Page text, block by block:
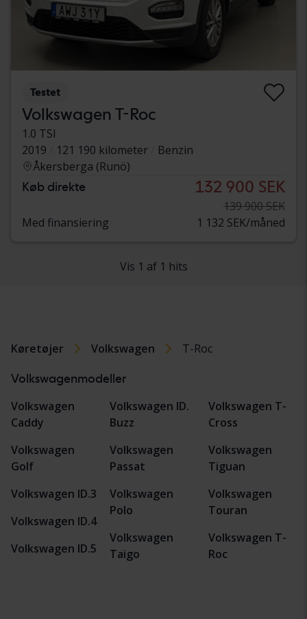
Testet
Volkswagen T-Roc
1.0 TSI
2019
121 190 kilometer
Benzin
Åkersberga (Runö)
Køb direkte 132 900 SEK
139 900 SEK
Med finansiering
1 132 SEK/måned
Vis 1 af 1 hits
Køretøjer Volkswagen T-Roc
Volkswagenmodeller
Volkswagen
Caddy
Volkswagen
Golf
Volkswagen ID.3
Volkswagen ID.4
Volkswagen ID.5
Volkswagen ID.
Buzz
Volkswagen
Passat
Volkswagen
Polo
Volkswagen
Taigo
Volkswagen T-
Cross
Volkswagen
Tiguan
Volkswagen
Touran
Volkswagen T-
Roc